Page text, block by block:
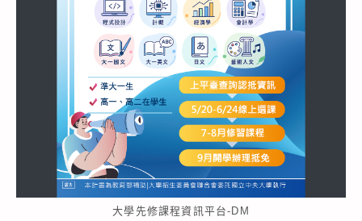
大學先修課程資訊平台-DM